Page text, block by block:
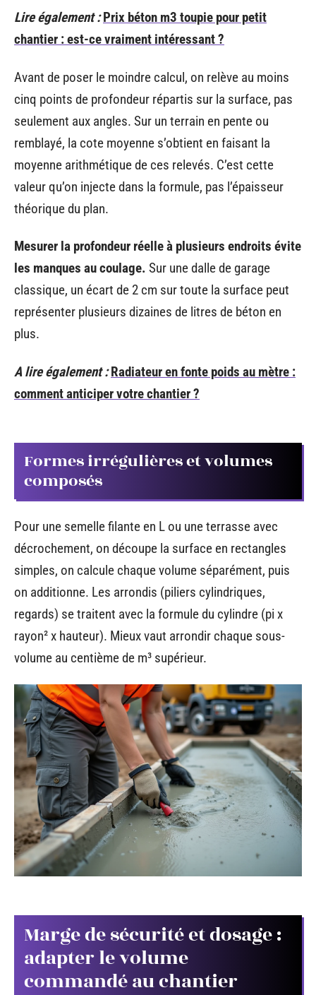
Lire également : Prix béton m3 toupie pour petit
chantier : est-ce vraiment intéressant ?
Avant de poser le moindre calcul, on relève au moins
cinq points de profondeur répartis sur la surface, pas
seulement aux angles. Sur un terrain en pente ou
remblayé, la cote moyenne s’obtient en faisant la
moyenne arithmétique de ces relevés. C’est cette
valeur qu’on injecte dans la formule, pas l’épaisseur
théorique du plan.
Mesurer la profondeur réelle à plusieurs endroits évite
les manques au coulage. Sur une dalle de garage
classique, un écart de 2 cm sur toute la surface peut
représenter plusieurs dizaines de litres de béton en
plus.
A lire également : Radiateur en fonte poids au mètre :
comment anticiper votre chantier ?
Formes irrégulières et volumes
composés
Pour une semelle filante en L ou une terrasse avec
décrochement, on découpe la surface en rectangles
simples, on calcule chaque volume séparément, puis
on additionne. Les arrondis (piliers cylindriques,
regards) se traitent avec la formule du cylindre (pi x
rayon² x hauteur). Mieux vaut arrondir chaque sous-
volume au centième de m³ supérieur.
Marge de sécurité et dosage :
adapter le volume
commandé au chantier